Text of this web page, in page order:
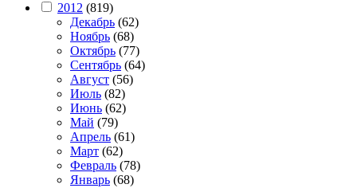
2012 (819)
Декабрь (62)
Ноябрь (68)
Октябрь (77)
Сентябрь (64)
Август (56)
Июль (82)
Июнь (62)
Май (79)
Апрель (61)
Март (62)
Февраль (78)
Январь (68)